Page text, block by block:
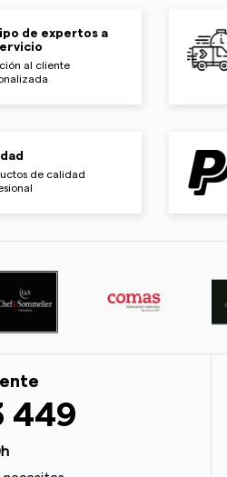
de expertos a
al cliente
de calidad
449